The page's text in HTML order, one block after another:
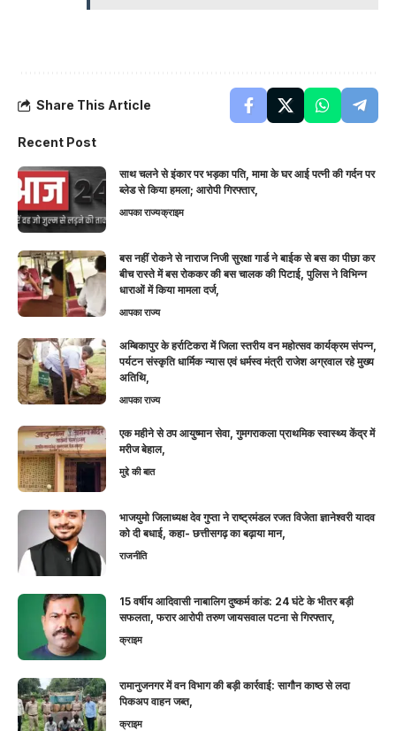
Share This Article
Recent Post
साथ चलने से इंकार पर भड़का पति, मामा के घर आई पत्नी की गर्दन पर
ब्लेड से किया हमला; आरोपी गिरफ्तार,
आपका राज्यक्राइम
बस नहीं रोकने से नाराज निजी सुरक्षा गार्ड ने बाईक से बस का पीछा कर
बीच रास्ते में बस रोककर की बस चालक की पिटाई, पुलिस ने विभिन्न
धाराओं में किया मामला दर्ज,
आपका राज्य
अम्बिकापुर के हर्राटिकरा में जिला स्तरीय वन महोत्सव कार्यक्रम संपन्न,
पर्यटन संस्कृति धार्मिक न्यास एवं धर्मस्व मंत्री राजेश अग्रवाल रहे मुख्य
अतिथि,
आपका राज्य
एक महीने से ठप आयुष्मान सेवा, गुमगराकला प्राथमिक स्वास्थ्य केंद्र में
मरीज बेहाल,
मुद्दे की बात
भाजयुमो जिलाध्यक्ष देव गुप्ता ने राष्ट्रमंडल रजत विजेता ज्ञानेश्वरी यादव
को दी बधाई, कहा- छत्तीसगढ़ का बढ़ाया मान,
राजनीति
15 वर्षीय आदिवासी नाबालिग दुष्कर्म कांड: 24 घंटे के भीतर बड़ी
सफलता, फरार आरोपी तरुण जायसवाल पटना से गिरफ्तार,
क्राइम
रामानुजनगर में वन विभाग की बड़ी कार्रवाई: सागौन काष्ठ से लदा
पिकअप वाहन जब्त,
क्राइम